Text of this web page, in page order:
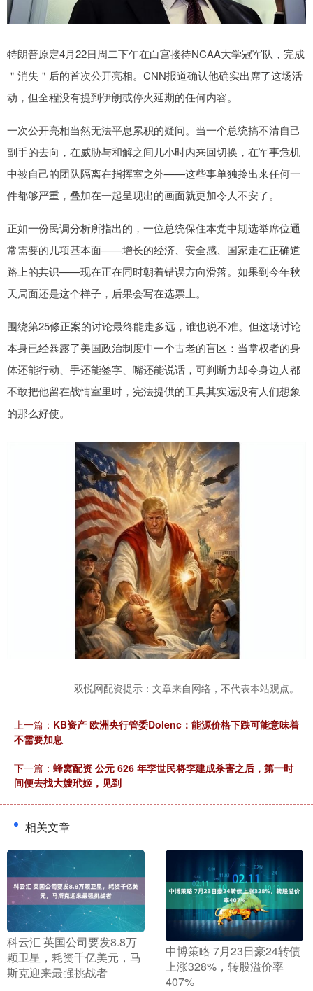
特朗普原定4月22日周二下午在白宫接待NCAA大学冠军队，完成
＂消失＂后的首次公开亮相。CNN报道确认他确实出席了这场活
动，但全程没有提到伊朗或停火延期的任何内容。
一次公开亮相当然无法平息累积的疑问。当一个总统搞不清自己
副手的去向，在威胁与和解之间几小时内来回切换，在军事危机
中被自己的团队隔离在指挥室之外——这些事单独拎出来任何一
件都够严重，叠加在一起呈现出的画面就更加令人不安了。
正如一份民调分析所指出的，一位总统保住本党中期选举席位通
常需要的几项基本面——增长的经济、安全感、国家走在正确道
路上的共识——现在正在同时朝着错误方向滑落。如果到今年秋
天局面还是这个样子，后果会写在选票上。
围绕第25修正案的讨论最终能走多远，谁也说不准。但这场讨论
本身已经暴露了美国政治制度中一个古老的盲区：当掌权者的身
体还能行动、手还能签字、嘴还能说话，可判断力却令身边人都
不敢把他留在战情室里时，宪法提供的工具其实远没有人们想象
的那么好使。
双悦网配资提示：文章来自网络，不代表本站观点。
上一篇： KB资产 欧洲央行管委Dolenc：能源价格下跌可能意味着
不需要加息
下一篇： 蜂窝配资 公元 626 年李世民将李建成杀害之后，第一时
间便去找大嫂玳姬，见到
相关文章
​科云汇 英国公司要发8.8万
颗卫星，耗资千亿美元，马
斯克迎来最强挑战者
​中博策略 7月23日豪24转债
上涨328%，转股溢价率
407%